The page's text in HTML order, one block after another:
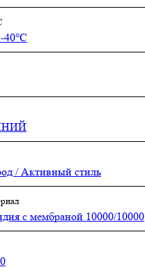
40°С
/ Активный стиль
с мембраной 10000/10000